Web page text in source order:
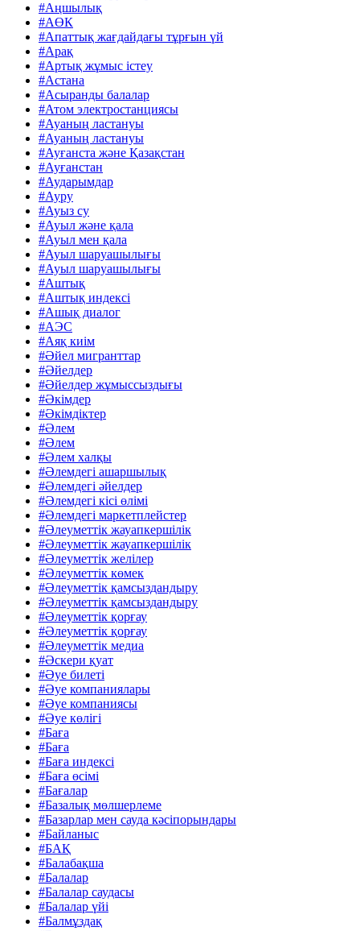
#Аңшылық
#АӨК
#Апаттық жағдайдағы тұрғын үй
#Арақ
#Артық жұмыс істеу
#Астана
#Асыранды балалар
#Атом электростанциясы
#Ауаның ластануы
#Ауаның ластануы
#Ауғанста және Қазақстан
#Ауғанстан
#Аударымдар
#Ауру
#Ауыз су
#Ауыл және қала
#Ауыл мен қала
#Ауыл шаруашылығы
#Ауыл шаруашылығы
#Аштық
#Аштық индексі
#Ашық диалог
#АЭС
#Аяқ киім
#Әйел мигранттар
#Әйелдер
#Әйелдер жұмыссыздығы
#Әкімдер
#Әкімдіктер
#Әлем
#Әлем
#Әлем халқы
#Әлемдегі ашаршылық
#Әлемдегі әйелдер
#Әлемдегі кісі өлімі
#Әлемдегі маркетплейстер
#Әлеуметтік жауапкершілік
#Әлеуметтік жауапкершілік
#Әлеуметтік желілер
#Әлеуметтік көмек
#Әлеуметтік қамсыздандыру
#Әлеуметтік қамсыздандыру
#Әлеуметтік қорғау
#Әлеуметтік қорғау
#Әлеуметтік медиа
#Әскери қуат
#Әуе билеті
#Әуе компаниялары
#Әуе компаниясы
#Әуе көлігі
#Баға
#Баға
#Баға индексі
#Баға өсімі
#Бағалар
#Базалық мөлшерлеме
#Базарлар мен сауда кәсіпорындары
#Байланыс
#БАҚ
#Балабақша
#Балалар
#Балалар саудасы
#Балалар үйі
#Балмұздақ